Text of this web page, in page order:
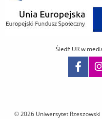
© 2026 Uniwersytet Rzeszowski
Śledź UR w